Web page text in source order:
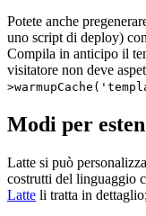
Potete anche
uno script di deploy)
Compila in anticipo il
visitatore non deve
Modi per
Latte si può
costrutti del linguaggio
Latte li tratta in